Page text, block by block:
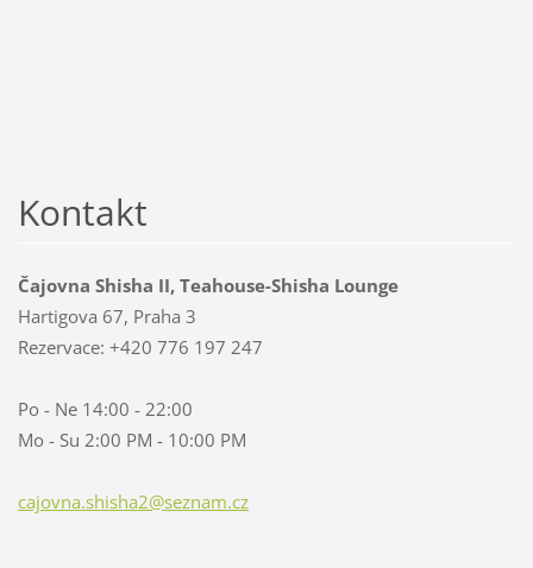
Kontakt
Čajovna Shisha II, Teahouse-Shisha Lounge
Hartigova 67, Praha 3
Rezervace: +420 776 197 247
Po - Ne 14:00 - 22:00
Mo - Su 2:00 PM - 10:00 PM
cajovna.shisha2@seznam.cz